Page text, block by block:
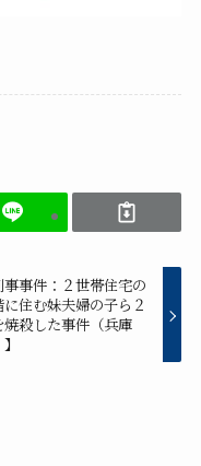
事事件：２世帯住宅の
に住む妹夫婦の子ら２
焼殺した事件（兵庫